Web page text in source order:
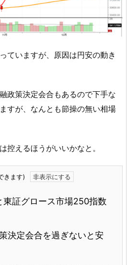
ていますが、原因は円安の動き
政策決定会合もあるので下手な
すが、なんとも節操の無い相場
控えるほうがいいかなと。
きます)
東証グロース市場250指数
決定会合を過ぎないと安